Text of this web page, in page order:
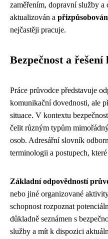
zaměřením, dopravní služby
aktualizován a
nejčastěji pracuje.
Bezpečnost a
Práce průvodce představuje
komunikační dovednosti, ale
situace. V kontextu
čelit různým typům
osob. Adresářní slovník
terminologii a postupech,
Základní odpovědností
nebo jiné organizované
schopnost rozpoznat
důkladně seznámen s
služby a mít k dispozici